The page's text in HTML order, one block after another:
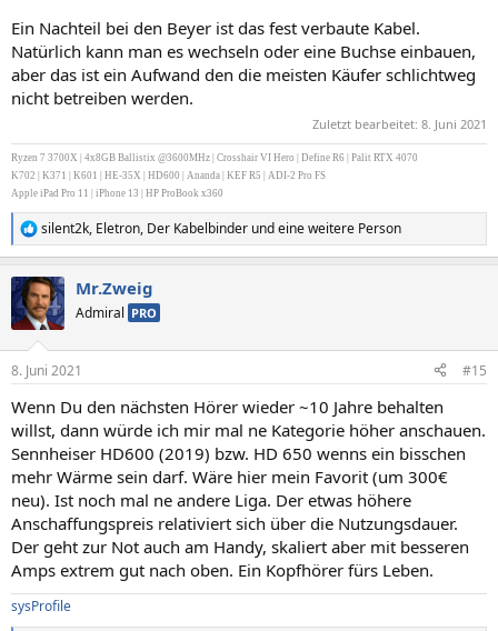
Ein Nachteil bei den Beyer ist das fest verbaute Kabel.
Natürlich kann man es wechseln oder eine Buchse einbauen,
aber das ist ein Aufwand den die meisten Käufer schlichtweg
nicht betreiben werden.
Zuletzt bearbeitet: 8. Juni 2021
Ryzen 7 3700X | 4x8GB Ballistix @3600MHz | Crosshair VI Hero | Define R6 | Palit RTX 4070
K702 | K371 | K601 | HE-35X | HD600 | Ananda | KEF R5 | ADI-2 Pro FS
Apple iPad Pro 11 | iPhone 13 | HP ProBook x360
R
e
k
t
i
e
:
silent2k, Eletron, Der Kabelbinder und eine weitere Person
Mr.Zweig
Admiral PRO
8. Juni 2021 #15
Wenn Du den nächsten Hörer wieder ~10 Jahre behalten
willst, dann würde ich mir mal ne Kategorie höher anschauen.
Sennheiser HD600 (2019) bzw. HD 650 wenns ein bisschen
mehr Wärme sein darf. Wäre hier mein Favorit (um 300€
neu). Ist noch mal ne andere Liga. Der etwas höhere
Anschaffungspreis relativiert sich über die Nutzungsdauer.
Der geht zur Not auch am Handy, skaliert aber mit besseren
Amps extrem gut nach oben. Ein Kopfhörer fürs Leben.
sysProfile